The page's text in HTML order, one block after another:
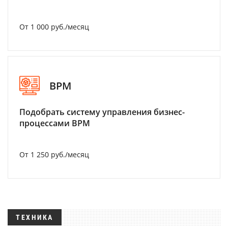
От 1 000 руб./месяц
BPM
Подобрать систему управления бизнес-
процессами BPM
От 1 250 руб./месяц
ТЕХНИКА